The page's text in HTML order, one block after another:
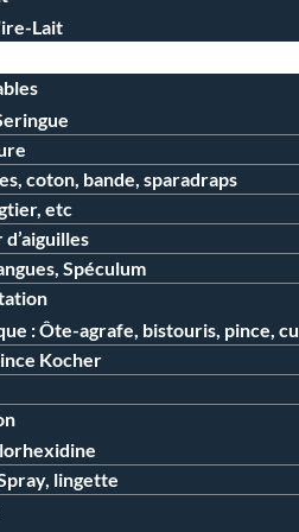
Lait
coton, bande, sparadraps
etc
Spéculum
: Ôte-agrafe, bistouris, pince,
Kocher
lingette